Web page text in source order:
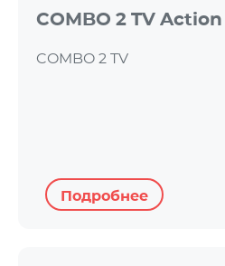
COMBO 2 TV
COMBO 2 TV
Подробнее